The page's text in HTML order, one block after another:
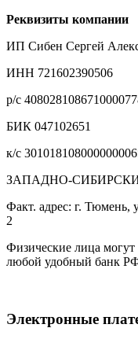
Реквизиты компании
ИП Сибен Сергей
ИНН 721602390506
р/с
БИК 047102651
к/с
ЗАПАДНО-
Факт. адрес: г. Тюмень,
2
Физические лица могут
любой удобный банк
Электронные